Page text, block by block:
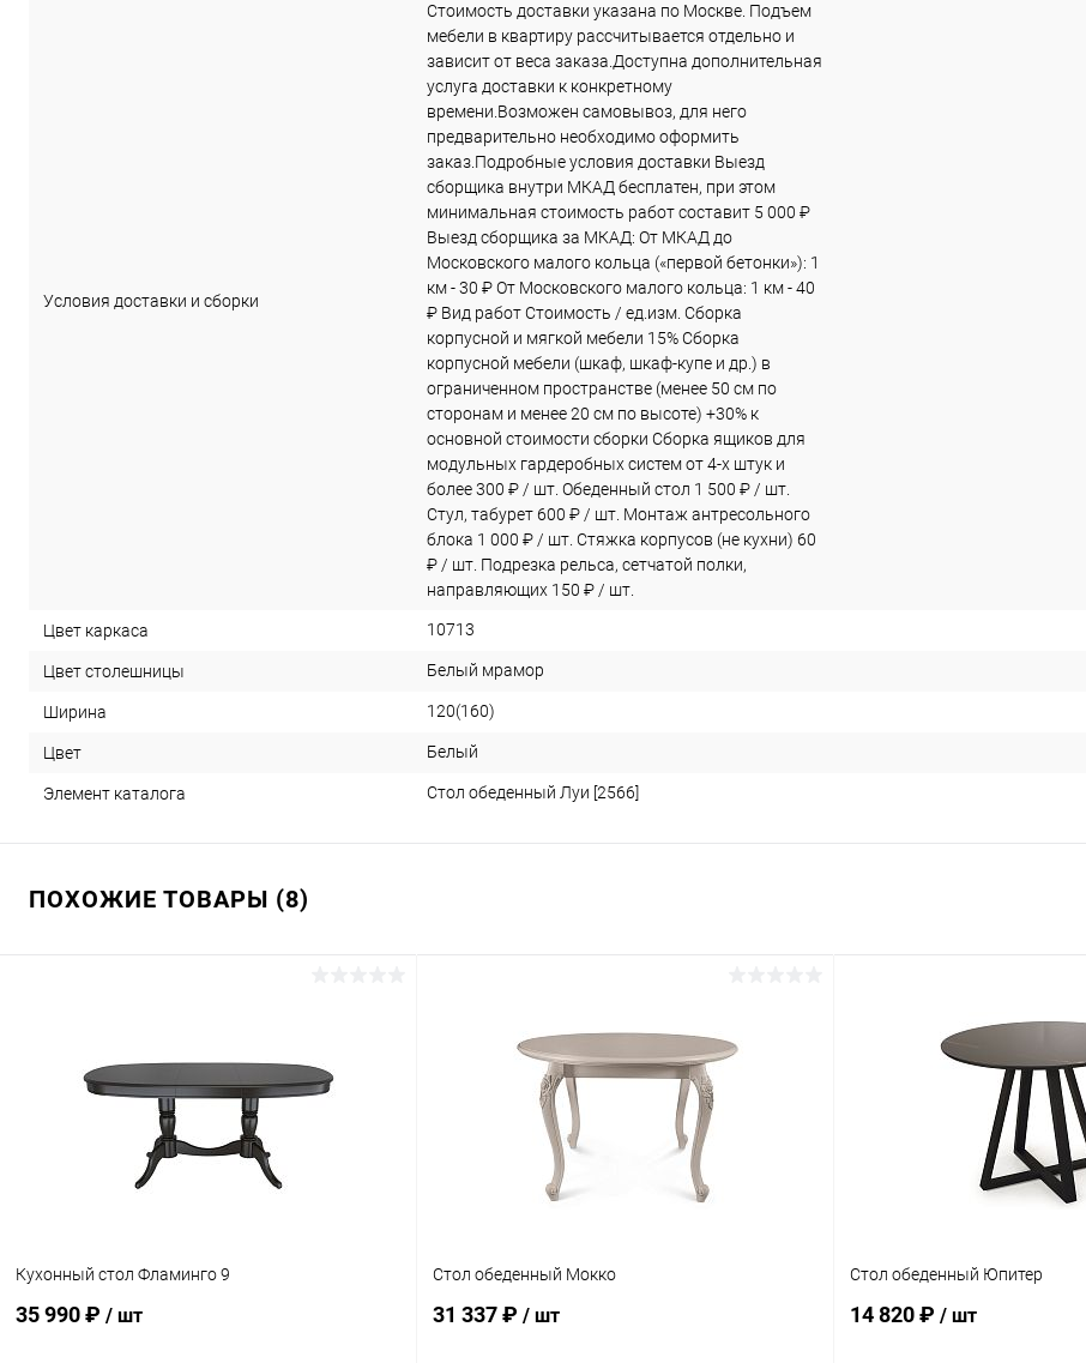
Условия доставки и сборки
Стоимость доставки указана по Москве. Подъем
мебели в квартиру рассчитывается отдельно и
зависит от веса заказа.Доступна дополнительная
услуга доставки к конкретному
времени.Возможен самовывоз, для него
предварительно необходимо оформить
заказ.Подробные условия доставки Выезд
сборщика внутри МКАД бесплатен, при этом
минимальная стоимость работ составит 5 000 ₽
Выезд сборщика за МКАД: От МКАД до
Московского малого кольца («первой бетонки»): 1
км - 30 ₽ От Московского малого кольца: 1 км - 40
₽ Вид работ Стоимость / ед.изм. Сборка
корпусной и мягкой мебели 15% Сборка
корпусной мебели (шкаф, шкаф-купе и др.) в
ограниченном пространстве (менее 50 см по
сторонам и менее 20 см по высоте) +30% к
основной стоимости сборки Сборка ящиков для
модульных гардеробных систем от 4-х штук и
более 300 ₽ / шт. Обеденный стол 1 500 ₽ / шт.
Стул, табурет 600 ₽ / шт. Монтаж антресольного
блока 1 000 ₽ / шт. Стяжка корпусов (не кухни) 60
₽ / шт. Подрезка рельса, сетчатой полки,
направляющих 150 ₽ / шт.
Цвет каркаса 10713
Цвет столешницы Белый мрамор
Ширина 120(160)
Цвет Белый
Элемент каталога Стол обеденный Луи [2566]
ПОХОЖИЕ ТОВАРЫ (8)
Кухонный стол Фламинго 9
35 990 ₽ / шт
Стол обеденный Мокко
31 337 ₽ / шт
Стол обеденный Юпитер
14 820 ₽ / шт